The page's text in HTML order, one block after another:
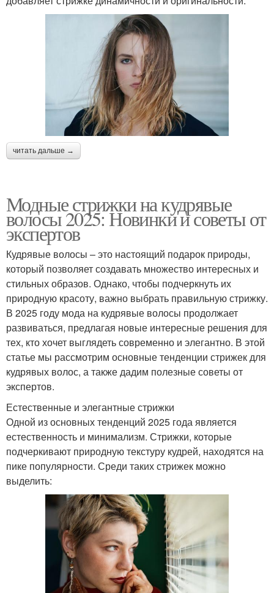
читать дальше →
Модные стрижки на кудрявые
волосы 2025: Новинки и советы от
экспертов
Кудрявые волосы – это настоящий подарок природы,
который позволяет создавать множество интересных и
стильных образов. Однако, чтобы подчеркнуть их
природную красоту, важно выбрать правильную стрижку.
В 2025 году мода на кудрявые волосы продолжает
развиваться, предлагая новые интересные решения для
тех, кто хочет выглядеть современно и элегантно. В этой
статье мы рассмотрим основные тенденции стрижек для
кудрявых волос, а также дадим полезные советы от
экспертов.
Естественные и элегантные стрижки
Одной из основных тенденций 2025 года является
естественность и минимализм. Стрижки, которые
подчеркивают природную текстуру кудрей, находятся на
пике популярности. Среди таких стрижек можно
выделить: